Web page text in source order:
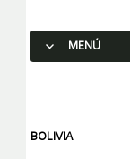
MENÚ
BOLIVIA